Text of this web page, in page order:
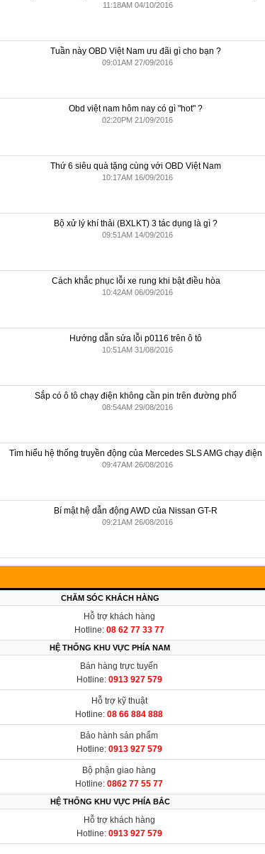
11:18AM 04/10/2016
Tuần này OBD Việt Nam ưu đãi gì cho bạn ?
09:01AM 27/09/2016
Obd việt nam hôm nay có gì "hot" ?
02:20PM 21/09/2016
Thứ 6 siêu quà tặng cùng với OBD Việt Nam
10:17AM 16/09/2016
Bộ xử lý khí thải (BXLKT) 3 tác dụng là gì ?
09:51AM 14/09/2016
Cách khắc phục lỗi xe rung khi bật điều hòa
10:42AM 06/09/2016
Hướng dẫn sửa lỗi p0116 trên ô tô
10:51AM 31/08/2016
Sắp có ô tô chạy điện không cần pin trên đường phố
08:54AM 29/08/2016
Tìm hiểu hệ thống truyền động của Mercedes SLS AMG chạy điện
09:47AM 26/08/2016
Bí mật hệ dẫn động AWD của Nissan GT-R
09:21AM 26/08/2016
CHĂM SÓC KHÁCH HÀNG
Hỗ trợ khách hàng
Hotline: 08 62 77 33 77
HỆ THỐNG KHU VỰC PHÍA NAM
Bán hàng trực tuyến
Hotline: 0913 927 579
Hỗ trợ kỹ thuật
Hotline: 08 66 884 888
Bảo hành sản phẩm
Hotline: 0913 927 579
Bộ phận giao hàng
Hotline: 0862 77 55 77
HỆ THỐNG KHU VỰC PHÍA BẮC
Hỗ trợ khách hàng
Hotline: 0913 927 579